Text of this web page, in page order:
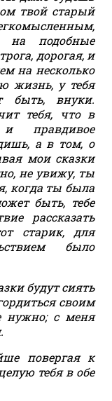
твой старый
на подобные
дорогая, и
на несколько
жизнь, у тебя
быть, внуки.
тебя, что в
правдивое
а в том, о
мои сказки
не увижу, ты
когда ты была
быть, тебе
рассказать
старик, для
было
будут сиять
своим
нужно; с меня
повергая к
тебя в обе